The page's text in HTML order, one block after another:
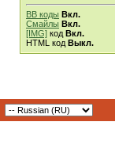
BB коды Вкл.
Смайлы Вкл.
[IMG] код Вкл.
HTML код Выкл.